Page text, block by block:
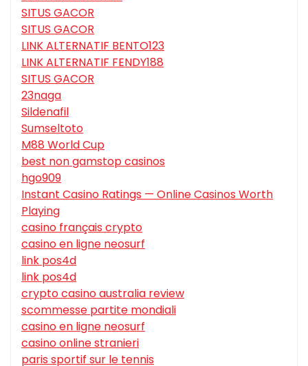
SITUS GACOR
SITUS GACOR
LINK ALTERNATIF BENTO123
LINK ALTERNATIF FENDY188
SITUS GACOR
23naga
Sildenafil
Sumseltoto
M88 World Cup
best non gamstop casinos
hgo909
Instant Casino Ratings — Online Casinos Worth
Playing
casino français crypto
casino en ligne neosurf
link pos4d
link pos4d
crypto casino australia review
scommesse partite mondiali
casino en ligne neosurf
casino online stranieri
paris sportif sur le tennis